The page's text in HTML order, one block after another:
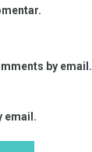
by email.
email.